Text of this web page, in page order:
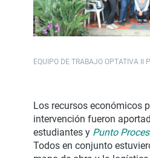
EQUIPO DE TRABAJO OPTATIVA II
Los recursos económicos
intervención fueron
estudiantes y Punto
Todos en conjunto